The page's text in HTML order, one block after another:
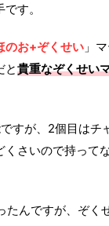
す。
のお+ぞくせい 」
と貴重なぞくせい
すが、2個目は
さいので持って
んですが、ぞく